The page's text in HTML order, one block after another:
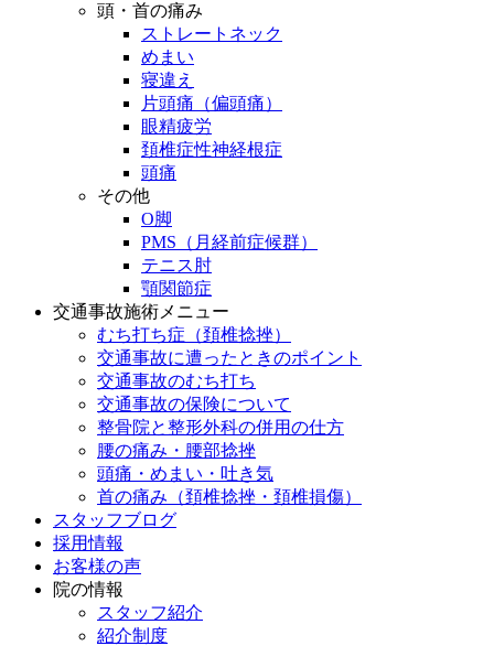
頭・首の痛み
ストレートネック
めまい
寝違え
片頭痛（偏頭痛）
眼精疲労
頚椎症性神経根症
頭痛
その他
O脚
PMS（月経前症候群）
テニス肘
顎関節症
交通事故施術メニュー
むち打ち症（頚椎捻挫）
交通事故に遭ったときのポイント
交通事故のむち打ち
交通事故の保険について
整骨院と整形外科の併用の仕方
腰の痛み・腰部捻挫
頭痛・めまい・吐き気
首の痛み（頚椎捻挫・頚椎損傷）
スタッフブログ
採用情報
お客様の声
院の情報
スタッフ紹介
紹介制度